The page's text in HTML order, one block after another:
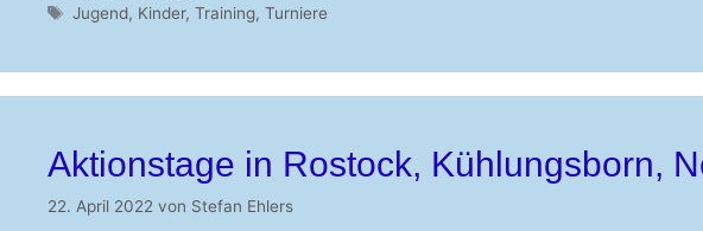
Schlagwörter
Jugend, Kinder,Training,Turniere
Aktionstage in Rostock, Kühlungsborn,
22. April 2022 von Stefan Ehlers